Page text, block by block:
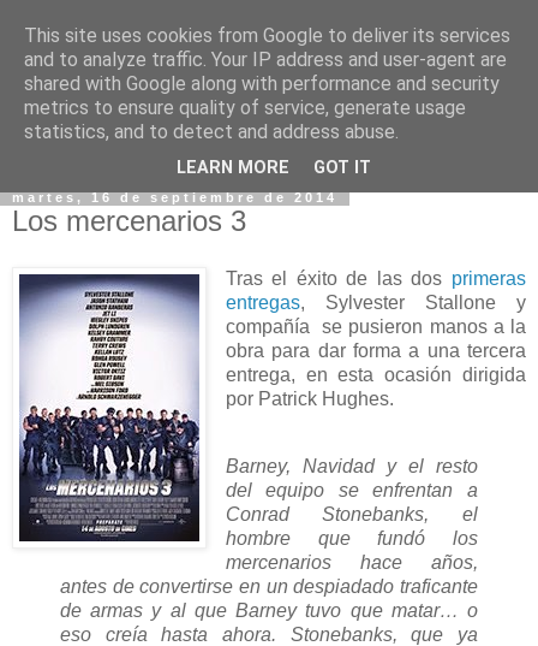
martes, 16 de septiembre de 2014
Los mercenarios 3
Tras el éxito de las dos primeras
entregas, Sylvester Stallone y
compañía se pusieron manos a la
obra para dar forma a una tercera
entrega, en esta ocasión dirigida
por Patrick Hughes.
Barney, Navidad y el resto
del equipo se enfrentan a
Conrad Stonebanks, el
hombre que fundó los
mercenarios hace años,
antes de convertirse en un despiadado traficante
de armas y al que Barney tuvo que matar… o
eso creía hasta ahora. Stonebanks, que ya
This site uses cookies from Google to deliver its services
and to analyze traffic. Your IP address and user-agent are
shared with Google along with performance and security
metrics to ensure quality of service, generate usage
statistics, and to detect and address abuse.
LEARN MORE GOT IT